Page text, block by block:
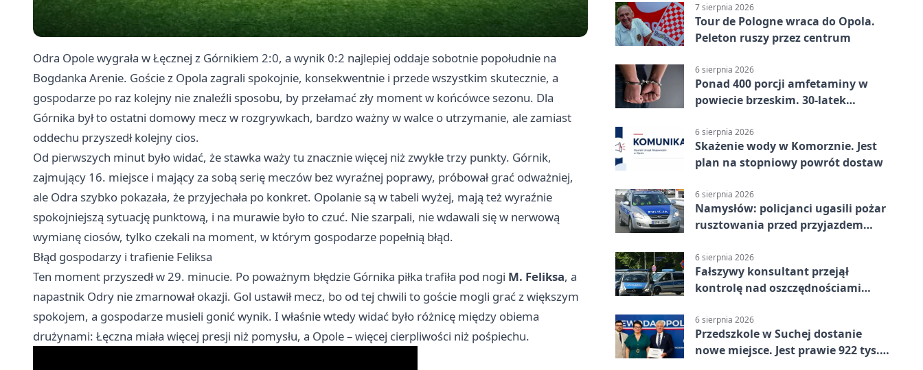
Odra Opole wygrała w Łęcznej z Górnikiem 2:0, a wynik 0:2 najlepiej oddaje sobotnie popołudnie na
Bogdanka Arenie. Goście z Opola zagrali spokojnie, konsekwentnie i przede wszystkim skutecznie, a
gospodarze po raz kolejny nie znaleźli sposobu, by przełamać zły moment w końcówce sezonu. Dla
Górnika był to ostatni domowy mecz w rozgrywkach, bardzo ważny w walce o utrzymanie, ale zamiast
oddechu przyszedł kolejny cios.
Od pierwszych minut było widać, że stawka waży tu znacznie więcej niż zwykłe trzy punkty. Górnik,
zajmujący 16. miejsce i mający za sobą serię meczów bez wyraźnej poprawy, próbował grać odważniej,
ale Odra szybko pokazała, że przyjechała po konkret. Opolanie są w tabeli wyżej, mają też wyraźnie
spokojniejszą sytuację punktową, i na murawie było to czuć. Nie szarpali, nie wdawali się w nerwową
wymianę ciosów, tylko czekali na moment, w którym gospodarze popełnią błąd.
Błąd gospodarzy i trafienie Feliksa
Ten moment przyszedł w 29. minucie. Po poważnym błędzie Górnika piłka trafiła pod nogi M. Feliksa, a
napastnik Odry nie zmarnował okazji. Gol ustawił mecz, bo od tej chwili to goście mogli grać z większym
spokojem, a gospodarze musieli gonić wynik. I właśnie wtedy widać było różnicę między obiema
drużynami: Łęczna miała więcej presji niż pomysłu, a Opole – więcej cierpliwości niż pośpiechu.
7 sierpnia 2026
Tour de Pologne wraca do Opola.
Peleton ruszy przez centrum
6 sierpnia 2026
Ponad 400 porcji amfetaminy w
powiecie brzeskim. 30-latek
6 sierpnia 2026
Skażenie wody w Komorznie. Jest
plan na stopniowy powrót dostaw
6 sierpnia 2026
Namysłów: policjanci ugasili pożar
rusztowania przed przyjazdem
6 sierpnia 2026
Fałszywy konsultant przejął
kontrolę nad oszczędnościami
6 sierpnia 2026
Przedszkole w Suchej dostanie
nowe miejsce. Jest prawie 922 tys.